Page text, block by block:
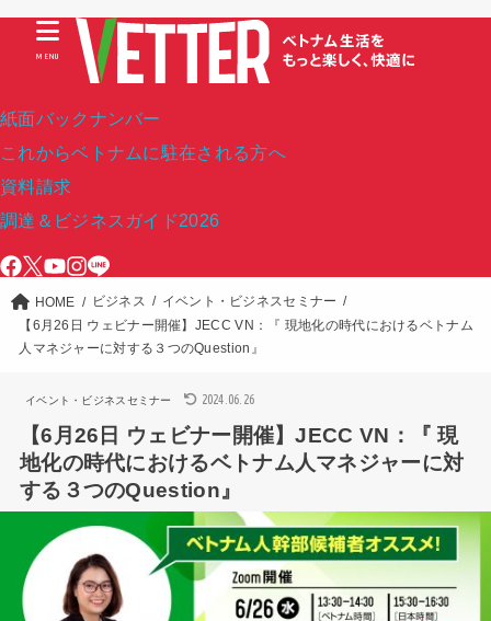
紙面バックナンバー
これからベトナムに駐在される方へ
資料請求
調達＆ビジネスガイド2026
MENU
HOME ビジネス
イベント・ビジネスセミナー
【6月26日 ウェビナー開催】JECC VN：『 現地化の時代におけるベトナム
人マネジャーに対する３つのQuestion』
イベント・ビジネスセミナー 2024.06.26
【6月26日 ウェビナー開催】JECC VN：『 現
地化の時代におけるベトナム人マネジャーに対
する３つのQuestion』